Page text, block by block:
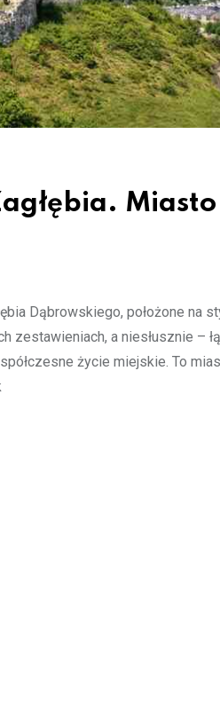
Dąbrowskiego, położone na
zestawieniach, a niesłusznie –
życie miejskie. To